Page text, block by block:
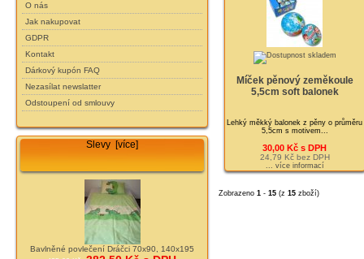
O nás
Jak nakupovat
GDPR
Kontakt
Dárkový kupón FAQ
Nezasílat newslatter
Odstoupení od smlouvy
Slevy [více]
Bavlněné povlečení Dráčci 70x90, 140x195
Míček pěnový zeměkoule
5,5cm soft balonek
Lehký měkký balonek z pěny o průměru
5,5cm s motivem...
30,00 Kč s DPH
24,79 Kč bez DPH
... více informací
Zobrazeno 1 - 15(z 15zboží)